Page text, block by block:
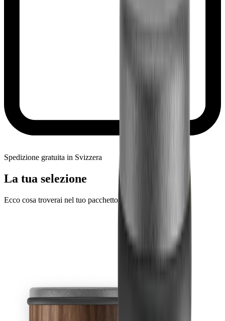
Spedizione gratuita in Svizzera
La tua selezione
Ecco cosa troverai nel tuo pacchetto.